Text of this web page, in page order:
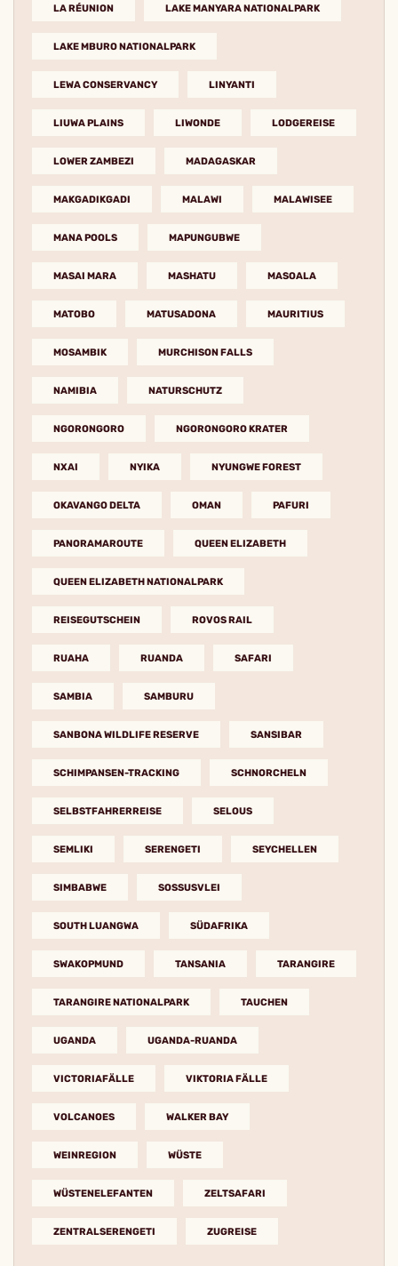
LA RÉUNION LAKE MANYARA NATIONALPARK
LAKE MBURO NATIONALPARK
LEWA CONSERVANCY LINYANTI
LIUWA PLAINS LIWONDE LODGEREISE
LOWER ZAMBEZI MADAGASKAR
MAKGADIKGADI MALAWI MALAWISEE
MANA POOLS MAPUNGUBWE
MASAI MARA MASHATU MASOALA
MATOBO MATUSADONA MAURITIUS
MOSAMBIK MURCHISON FALLS
NAMIBIA NATURSCHUTZ
NGORONGORO NGORONGORO KRATER
NXAI NYIKA NYUNGWE FOREST
OKAVANGO DELTA OMAN PAFURI
PANORAMAROUTE QUEEN ELIZABETH
QUEEN ELIZABETH NATIONALPARK
REISEGUTSCHEIN ROVOS RAIL
RUAHA RUANDA SAFARI
SAMBIA SAMBURU
SANBONA WILDLIFE RESERVE SANSIBAR
SCHIMPANSEN-TRACKING SCHNORCHELN
SELBSTFAHRERREISE SELOUS
SEMLIKI SERENGETI SEYCHELLEN
SIMBABWE SOSSUSVLEI
SOUTH LUANGWA SÜDAFRIKA
SWAKOPMUND TANSANIA TARANGIRE
TARANGIRE NATIONALPARK TAUCHEN
UGANDA UGANDA-RUANDA
VICTORIAFÄLLE VIKTORIA FÄLLE
VOLCANOES WALKER BAY
WEINREGION WÜSTE
WÜSTENELEFANTEN ZELTSAFARI
ZENTRALSERENGETI ZUGREISE